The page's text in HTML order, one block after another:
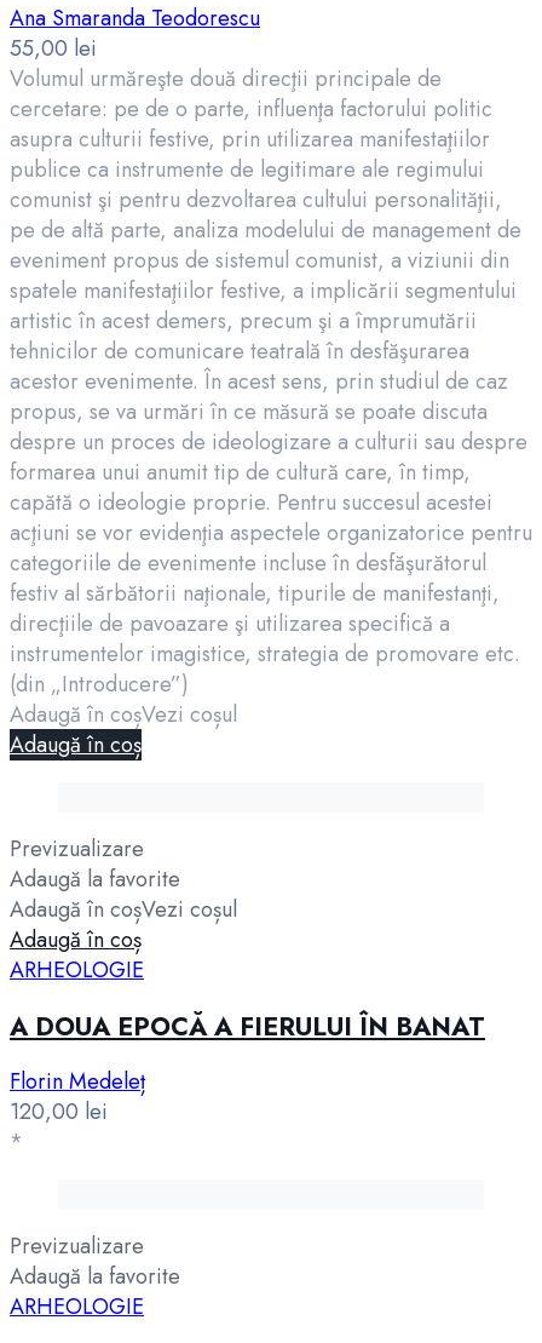
Ana Smaranda Teodorescu
55,00 lei
Volumul urmăreşte două direcţii principale de
cercetare: pe de o parte, influenţa factorului politic
asupra culturii festive, prin utilizarea manifestaţiilor
publice ca instrumente de legitimare ale regimului
comunist şi pentru dezvoltarea cultului personalităţii,
pe de altă parte, analiza modelului de management de
eveniment propus de sistemul comunist, a viziunii din
spatele manifestaţiilor festive, a implicării segmentului
artistic în acest demers, precum şi a împrumutării
tehnicilor de comunicare teatrală în desfăşurarea
acestor evenimente. În acest sens, prin studiul de caz
propus, se va urmări în ce măsură se poate discuta
despre un proces de ideologizare a culturii sau despre
formarea unui anumit tip de cultură care, în timp,
capătă o ideologie proprie. Pentru succesul acestei
acţiuni se vor evidenţia aspectele organizatorice pentru
categoriile de evenimente incluse în desfăşurătorul
festiv al sărbătorii naţionale, tipurile de manifestanţi,
direcţiile de pavoazare şi utilizarea specifică a
instrumentelor imagistice, strategia de promovare etc.
(din „Introducere”)
Adaugă în coșVezi coșul
Adaugă în coș
Previzualizare
Adaugă la favorite
Adaugă în coșVezi coșul
Adaugă în coș
ARHEOLOGIE
A DOUA EPOCĂ A FIERULUI ÎN BANAT
Florin Medeleț
120,00 lei
*
Previzualizare
Adaugă la favorite
ARHEOLOGIE